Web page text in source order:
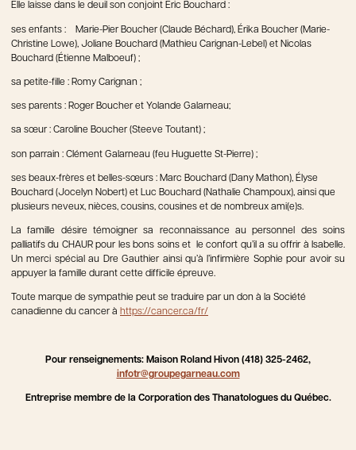
Elle laisse dans le deuil son conjoint Éric Bouchard :
ses enfants : Marie-Pier Boucher (Claude Béchard), Érika Boucher (Marie-
Christine Lowe), Joliane Bouchard (Mathieu Carignan-Lebel) et Nicolas
Bouchard (Étienne Malboeuf) ;
sa petite-fille : Romy Carignan ;
ses parents : Roger Boucher et Yolande Galarneau;
sa sœur : Caroline Boucher (Steeve Toutant) ;
son parrain : Clément Galarneau (feu Huguette St-Pierre) ;
ses beaux-frères et belles-sœurs : Marc Bouchard (Dany Mathon), Élyse
Bouchard (Jocelyn Nobert) et Luc Bouchard (Nathalie Champoux), ainsi que
plusieurs neveux, nièces, cousins, cousines et de nombreux ami(e)s.
La famille désire témoigner sa reconnaissance au personnel des soins
palliatifs du CHAUR pour les bons soins et le confort qu’il a su offrir à Isabelle.
Un merci spécial au Dre Gauthier ainsi qu’à l’infirmière Sophie pour avoir su
appuyer la famille durant cette difficile épreuve.
Toute marque de sympathie peut se traduire par un don à la Société
canadienne du cancer à https://cancer.ca/fr/
Pour renseignements: Maison Roland Hivon (418) 325-2462,
infotr@groupegarneau.com
Entreprise membre de la Corporation des Thanatologues du Québec.